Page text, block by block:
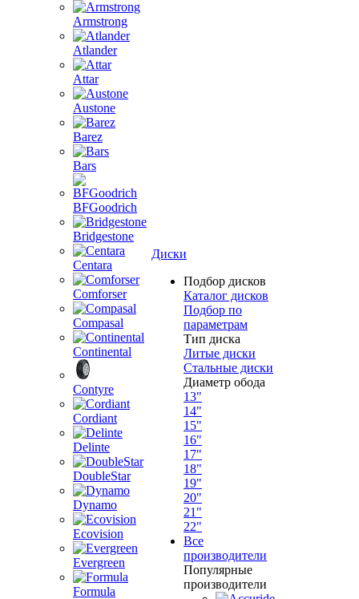
Armstrong
Atlander
Attar
Austone
Barez
Bars
BFGoodrich
Bridgestone
Centara
Comforser
Compasal
Continental
Contyre
Cordiant
Delinte
DoubleStar
Dynamo
Ecovision
Evergreen
Formula
Диски
Подбор дисков
Каталог дисков
Подбор по
параметрам
Тип диска
Литые диски
Стальные диски
Диаметр обода
13"
14"
15"
16"
17"
18"
19"
20"
21"
22"
Все
производители
Популярные
производители